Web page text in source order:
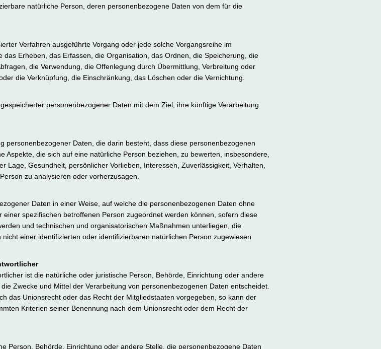
natürliche Person, deren personenbezogene Daten von dem für die
Verfahren ausgeführte Vorgang oder jede solche Vorgangsreihe im
Erheben, das Erfassen, die Organisation, das Ordnen, die Speicherung, die
die Verwendung, die Offenlegung durch Übermittlung, Verbreitung oder
die Verknüpfung, die Einschränkung, das Löschen oder die Vernichtung.
personenbezogener Daten mit dem Ziel, ihre künftige Verarbeitung
personenbezogener Daten, die darin besteht, dass diese personenbezogenen
Aspekte, die sich auf eine natürliche Person beziehen, zu bewerten, insbesondere,
Lage, Gesundheit, persönlicher Vorlieben, Interessen, Zuverlässigkeit, Verhalten,
zu analysieren oder vorherzusagen.
Daten in einer Weise, auf welche die personenbezogenen Daten ohne
spezifischen betroffenen Person zugeordnet werden können, sofern diese
und technischen und organisatorischen Maßnahmen unterliegen, die
einer identifizierten oder identifizierbaren natürlichen Person zugewiesen
ist die natürliche oder juristische Person, Behörde, Einrichtung oder andere
Zwecke und Mittel der Verarbeitung von personenbezogenen Daten entscheidet.
das Unionsrecht oder das Recht der Mitgliedstaaten vorgegeben, so kann der
Kriterien seiner Benennung nach dem Unionsrecht oder dem Recht der
Person, Behörde, Einrichtung oder andere Stelle, die personenbezogene Daten